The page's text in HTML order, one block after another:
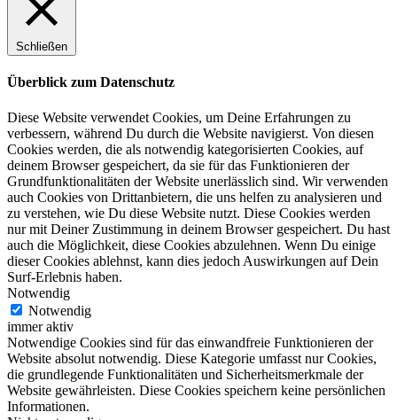
Schließen
Überblick zum Datenschutz
Diese Website verwendet Cookies, um Deine Erfahrungen zu
verbessern, während Du durch die Website navigierst. Von diesen
Cookies werden, die als notwendig kategorisierten Cookies, auf
deinem Browser gespeichert, da sie für das Funktionieren der
Grundfunktionalitäten der Website unerlässlich sind. Wir verwenden
auch Cookies von Drittanbietern, die uns helfen zu analysieren und
zu verstehen, wie Du diese Website nutzt. Diese Cookies werden
nur mit Deiner Zustimmung in deinem Browser gespeichert. Du hast
auch die Möglichkeit, diese Cookies abzulehnen. Wenn Du einige
dieser Cookies ablehnst, kann dies jedoch Auswirkungen auf Dein
Surf-Erlebnis haben.
Notwendig
Notwendig
immer aktiv
Notwendige Cookies sind für das einwandfreie Funktionieren der
Website absolut notwendig. Diese Kategorie umfasst nur Cookies,
die grundlegende Funktionalitäten und Sicherheitsmerkmale der
Website gewährleisten. Diese Cookies speichern keine persönlichen
Informationen.